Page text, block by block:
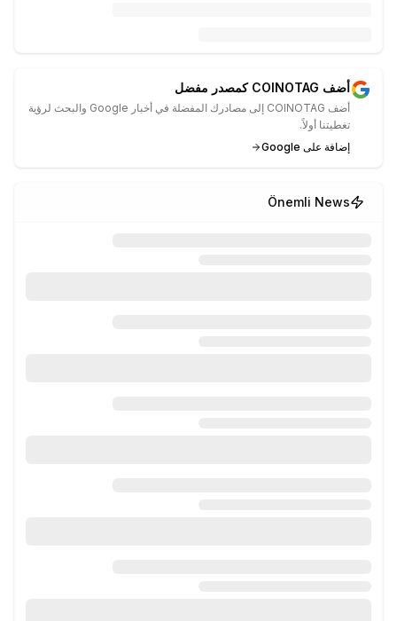
أضف COINOTAG كمصدر مفضل
أضف COINOTAG إلى مصادرك المفضلة في أخبار Google والبحث لرؤية
تغطيتنا أولاً.
إضافة على Google
Önemli News